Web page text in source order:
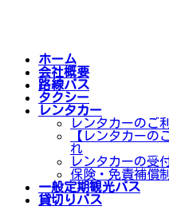
ホーム
会社概要
路線バス
タクシー
レンタカー
レンタカーのご
【レンタカーの
れ
レンタカーの受
保険・免責補償
一般定期観光バス
貸切りバス